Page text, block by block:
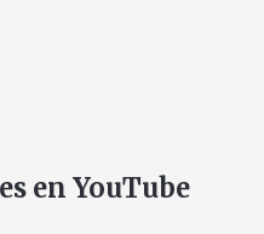
en YouTube